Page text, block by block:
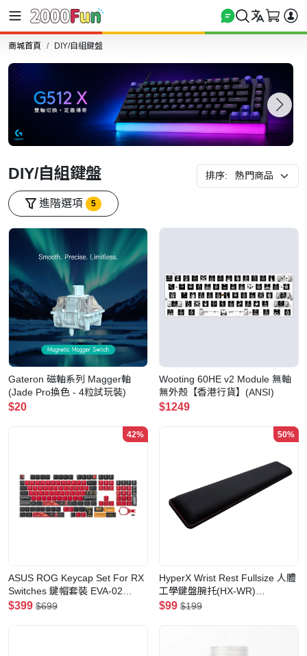
商城首頁 DIY/自組鍵盤
DIY/自組鍵盤 排序:
進階選項 5
Gateron 磁軸系列 Magger軸
(Jade Pro換色 - 4粒試玩裝)
$20
Wooting 60HE v2 Module 無軸
無外殼【香港行貨】(ANSI)
$1249
42%
ASUS ROG Keycap Set For RX
Switches 鍵帽套裝 EVA-02
Edition
$399 $699
50%
HyperX Wrist Rest Fullsize 人體
工學鍵盤腕托(HX-WR)
(4P5M9AA)
$99 $199